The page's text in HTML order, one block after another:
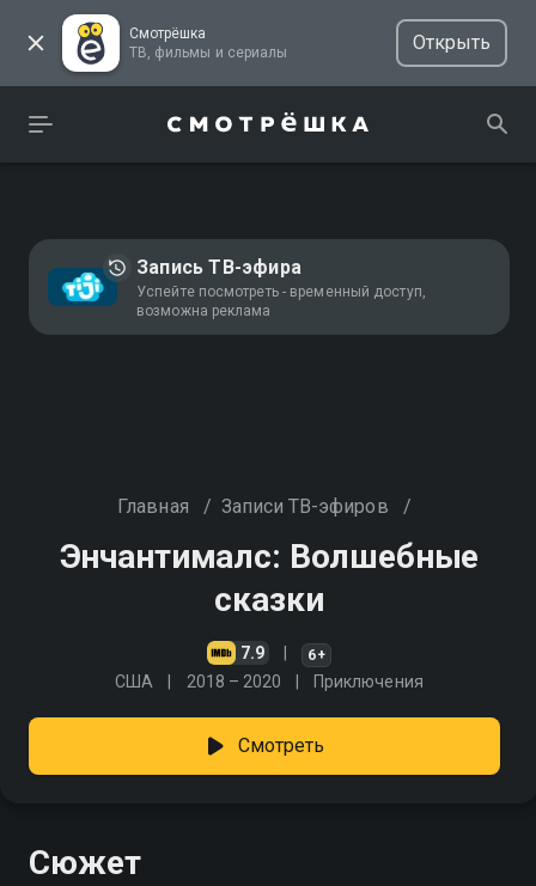
Смотрёшка
ТВ, фильмы и сериалы
Открыть
Запись ТВ-эфира
Успейте посмотреть - временный доступ,
возможна реклама
Главная / Записи ТВ-эфиров /
Энчантималс: Волшебные
сказки
7.9 6+
США 2018 – 2020 Приключения
Смотреть
Сюжет